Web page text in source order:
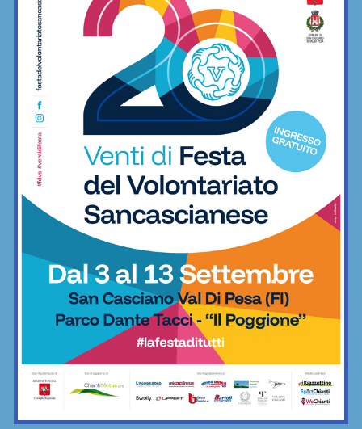
minimo indispensabile
Freestyle 06/12/2022
BAR SPORT...CHIANTI Bar Sport...Chianti
E dopo il derby… ecco il “terzo tempo”:
la merenda comune di Grevigiana e...
Bar Sport...Chianti 17/11/2025